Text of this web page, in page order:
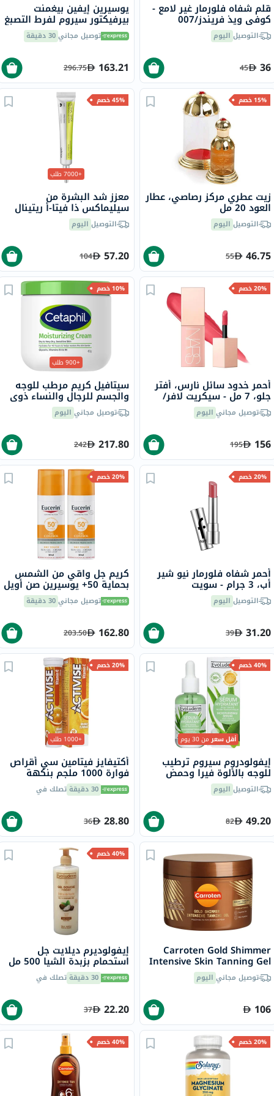
قلم شفاه فلورمار غير لامع -
كوفي ويذ فريندز/007
التوصيل اليوم
36
45
يوسيرين إيفين بيغمنت
بيرفيكتور سيروم لفرط التصبغ
المزدوج 30 ملتوصيل مجاني30 دقيقة
163.21
296.75
15% خصم
زيت عطري مركز رصاصي، عطار
العود 20 مل
التوصيل اليوم
46.75
55
45% خصم
+7000 طلب
معزز شد البشرة من
سيليماكس ذا فيتا-أ ريتينال
شوت، 15 مل
التوصيل اليوم
57.20
104
20% خصم
أحمر خدود سائل نارس، أفتر
جلو، 7 مل - سيكريت لافر/
ووترميلون بينك
توصيل مجاني اليوم
156
195
10% خصم
+900 طلب
سيتافيل كريم مرطب للوجه
والجسم للرجال والنساء ذوي
البشرة الجافة إلى الجافة جدًا
توصيل مجاني اليوم
217.80
242
20% خصم
أحمر شفاه فلورمار نيو شير
أب، 3 جرام - سويت
مومنت/021
التوصيل اليوم
31.20
39
20% خصم
كريم جل واقي من الشمس
بحماية 50+ يوسيرين صن أويل
كونترول - 50 مل × 2توصيل مجاني30 دقيقة
162.80
203.50
40% خصم
أقل سعرمن 30 يوم
إيفولودروم سيروم ترطيب
للوجه بالألوة فيرا وحمض
الهيالورونيك لترطيب البشرة
30 ملالتوصيل اليوم
49.20
82
20% خصم
+1000 طلب
أكتيفايز فيتامين سي أقراص
فوارة 1000 ملجم بنكهة
البرتقال حزمة من 20
30 دقيقة تصلك في
28.80
36
Carroten Gold Shimmer
Intensive Skin Tanning Gel
150mlتوصيل مجاني اليوم
106
40% خصم
إيفولوديرم ديلايت جل
استحمام بزبدة الشيا 500 مل
17302 30 دقيقة تصلك في
22.20
37
20% خصم 40% خصم